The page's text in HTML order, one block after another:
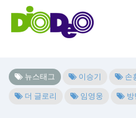
뉴스태그 이승기 손
더 글로리
임영웅